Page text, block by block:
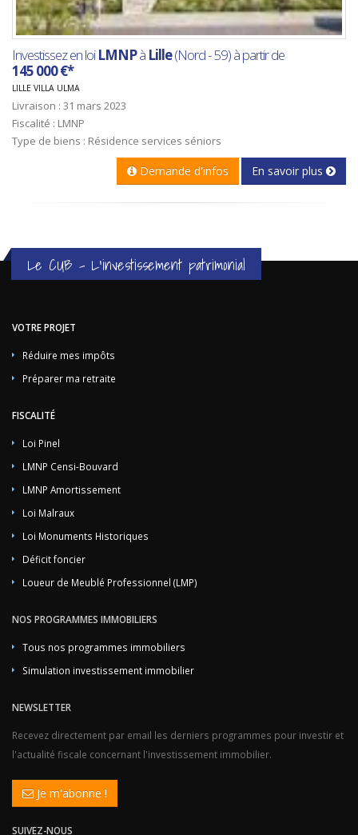
Investissez en loiLMNPà Lille(Nord - 59) à partir de
145 000 €*
LILLE VILLA ULMA
Livraison : 31 mars 2023
Fiscalité : LMNP
Type de biens : Résidence services séniors
Demande d'infos En savoir plus
Le CUB - L'investissement patrimonial
VOTRE PROJET
Réduire mes impôts
Préparer ma retraite
FISCALITÉ
Loi Pinel
LMNP Censi-Bouvard
LMNP Amortissement
Loi Malraux
Loi Monuments Historiques
Déficit foncier
Loueur de Meublé Professionnel (LMP)
NOS PROGRAMMES IMMOBILIERS
Tous nos programmes immobiliers
Simulation investissement immobilier
NEWSLETTER
Recevez directement par email les derniers programmes pour investir et
l'actualité fiscale concernant l'investissement immobilier.
Je m'abonne !
SUIVEZ-NOUS